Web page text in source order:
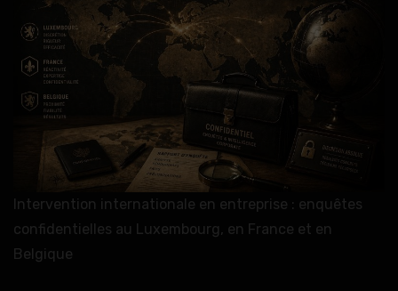
Intervention internationale en entreprise : enquêtes
confidentielles au Luxembourg, en France et en
Belgique